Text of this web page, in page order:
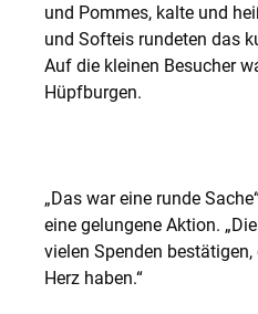
und Pommes, kalte und
und Softeis rundeten das
Auf die kleinen Besucher
Hüpfburgen.
„Das war eine runde
eine gelungene Aktion.
vielen Spenden
Herz haben.“